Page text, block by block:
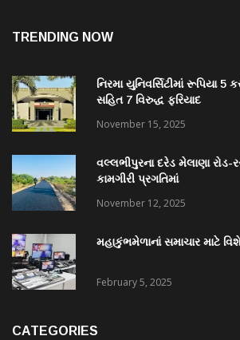
TRENDING NOW
નિરમા યુનિવર્સિટીમાં રૂપિયા 5
સહિત 7 વિરુદ્ધ ફરિયાદ
November 15, 2025
વલ્લભીપુરના દરેડ મેલાણા રોડ-
કામગીરી પ્રગતિમાં
November 12, 2025
મહાકુંભમેળાનાં સમાચાર માટે
February 5, 2025
CATEGORIES